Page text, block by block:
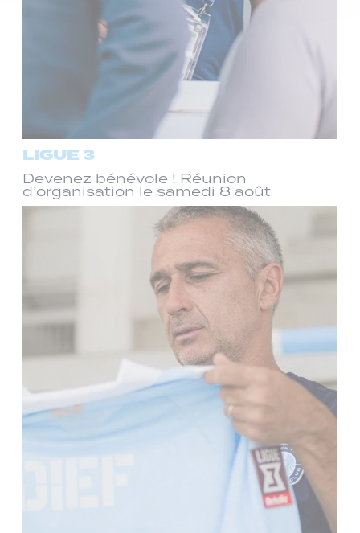
LIGUE 3
Devenez bénévole ! Réunion
d’organisation le samedi 8 août